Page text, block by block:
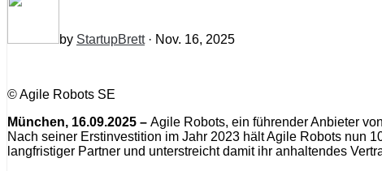
by StartupBrett· Nov. 16, 2025
© Agile Robots SE
München, 16.09.2025 – Agile Robots, ein führender Anbieter
Nach seiner Erstinvestition im Jahr 2023 hält Agile Robots nun
langfristiger Partner und unterstreicht damit ihr anhaltendes